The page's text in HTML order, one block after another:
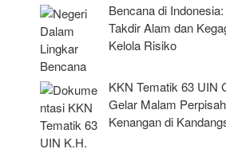
Bencana di
Takdir Alam dan
Kelola Risiko
KKN Tematik 63 UIN
Gelar Malam
Kenangan di